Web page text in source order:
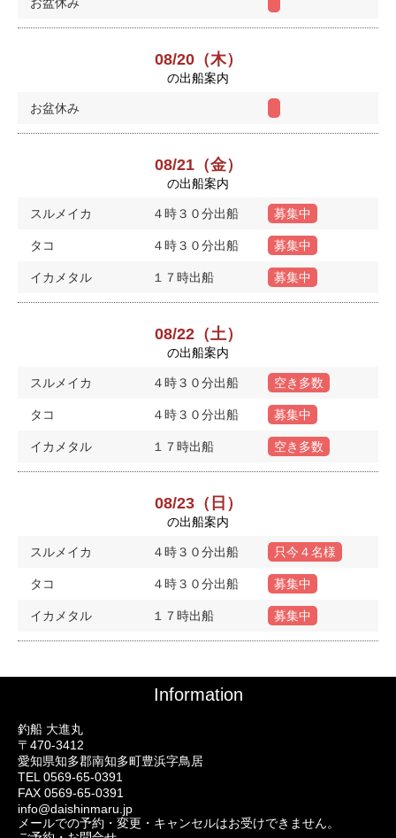
08/20（木）
の出船案内
お盆休み
08/21（金）
の出船案内
スルメイカ ４時３０分出船 募集中
タコ ４時３０分出船 募集中
イカメタル １７時出船 募集中
08/22（土）
の出船案内
スルメイカ ４時３０分出船 空き多数
タコ ４時３０分出船 募集中
イカメタル １７時出船 空き多数
08/23（日）
の出船案内
スルメイカ ４時３０分出船 只今４名様
タコ ４時３０分出船 募集中
イカメタル １７時出船 募集中
Information
釣船 大進丸
〒470-3412
愛知県知多郡南知多町豊浜字鳥居
TEL 0569-65-0391
FAX 0569-65-0391
info@daishinmaru.jp
メールでの予約・変更・キャンセルはお受けできません。